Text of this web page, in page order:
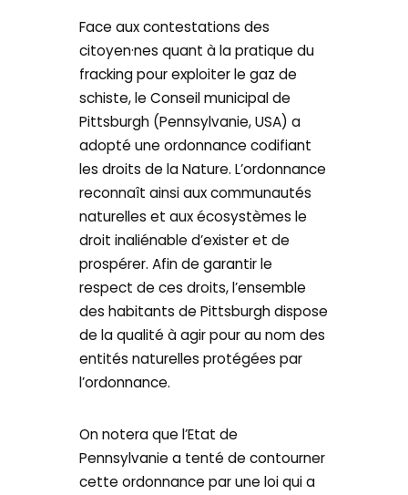
Face aux contestations des
citoyen·nes quant à la pratique du
fracking pour exploiter le gaz de
schiste, le Conseil municipal de
Pittsburgh (Pennsylvanie, USA) a
adopté une ordonnance codifiant
les droits de la Nature. L’ordonnance
reconnaît ainsi aux communautés
naturelles et aux écosystèmes le
droit inaliénable d’exister et de
prospérer. Afin de garantir le
respect de ces droits, l’ensemble
des habitants de Pittsburgh dispose
de la qualité à agir pour au nom des
entités naturelles protégées par
l’ordonnance.
On notera que l’Etat de
Pennsylvanie a tenté de contourner
cette ordonnance par une loi qui a